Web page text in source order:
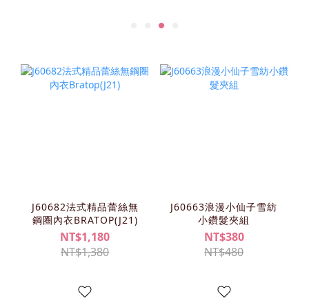
J60682法式精品蕾絲無
鋼圈內衣BRATOP(J21)
NT$1,180
NT$1,380
J60663浪漫小仙子雪紡
小鑽髮夾組
NT$380
NT$480